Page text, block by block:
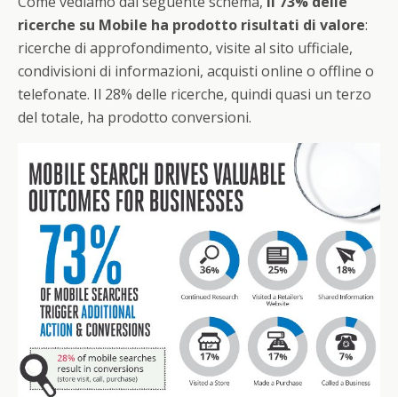
ricerche su Mobile ha prodotto risultati di valore:
ricerche di approfondimento, visite al sito ufficiale,
condivisioni di informazioni, acquisti online o offline o
telefonate. Il 28% delle ricerche, quindi quasi un terzo
del totale, ha prodotto conversioni.